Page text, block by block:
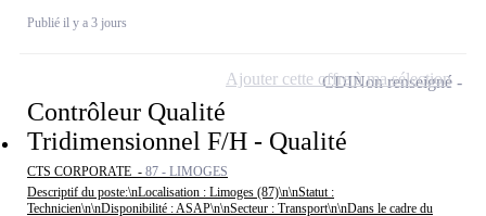
Publié il y a 3 jours
Contrôleur Qualité
Tridimensionnel F/H - Qualité
CTS CORPORATE - 87 - LIMOGES
Descriptif du poste:\nLocalisation : Limoges (87)\n\nStatut :
Technicien\n\nDisponibilité : ASAP\n\nSecteur : Transport\n\nDans le cadre du
CDINon renseigné
Ajouter cette offre à ma sélection